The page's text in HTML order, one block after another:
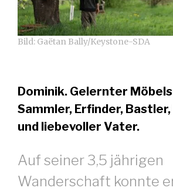
Bild: Gaëtan Bally/Keystone-SDA
Dominik. Gelernter
Sammler, Erfinder,
und liebevoller Vater.
Auf seiner 3,5 jährigen
Wanderschaft konnte